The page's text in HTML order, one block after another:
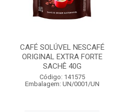
CAFÉ SOLÚVEL NESCAFÉ
ORIGINAL EXTRA FORTE
SACHÊ 40G
Código: 141575
Embalagem: UN/0001/UN